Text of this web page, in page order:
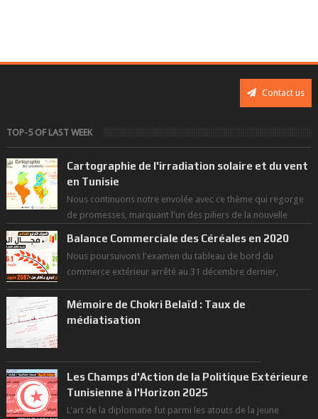
Contact us
TOP-5 OF LAST WEEK
Cartographie de l'irradiation solaire et du vent
en Tunisie
Nous continuons notre envolée avec ce thème qui regorge
de promesses, marquant l'un des piliers de la nouvelle
Balance Commerciale des Céréales en 2020
Nous poursuivons l'examen du tableau de bord du
commerce extérieur arrêté au 31 décembre dernier,
rendant compte de nos prouesses et man...
Mémoire de Chokri Belaïd : Taux de
médiatisation
Les Champs d'Action de la Politique Extérieure
Tunisienne à l'Horizon 2025
L'art de la diplomatie fut parmi les atouts de la jeune